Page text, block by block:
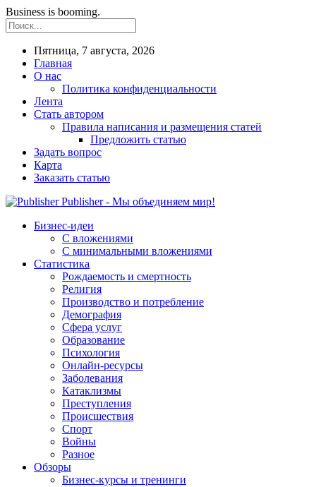
Business is booming.
Пятница, 7 августа, 2026
Главная
О нас
Политика конфиденциальности
Лента
Стать автором
Правила написания и размещения статей
Предложить статью
Задать вопрос
Карта
Заказать статью
Publisher - Мы объединяем мир!
Бизнес-идеи
С вложениями
С минимальными вложениями
Статистика
Рождаемость и смертность
Религия
Производство и потребление
Демография
Сфера услуг
Образование
Психология
Онлайн-ресурсы
Заболевания
Катаклизмы
Преступления
Происшествия
Спорт
Войны
Разное
Обзоры
Бизнес-курсы и тренинги